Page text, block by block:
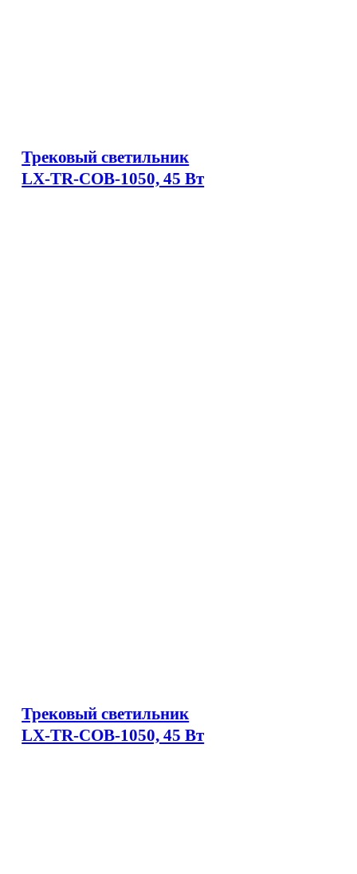
Трековый светильник
LX-TR-COB-1050, 45 Вт
Трековый светильник
LX-TR-COB-1050, 45 Вт